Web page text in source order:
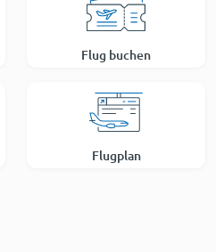
Flug buchen
Flugplan